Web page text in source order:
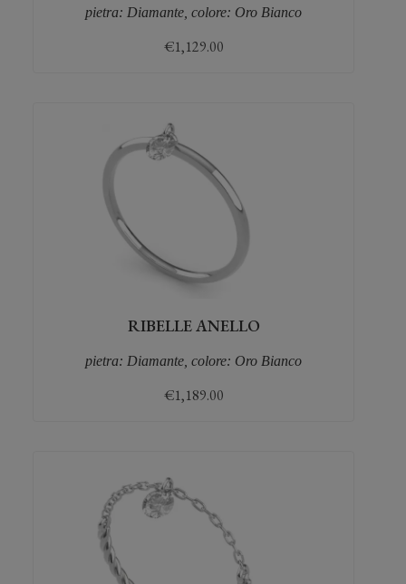
pietra: Diamante, colore: Oro Bianco
€1,129.00
RIBELLE ANELLO
pietra: Diamante, colore: Oro Bianco
€1,189.00